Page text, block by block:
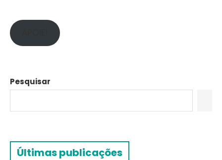
Pesquisar
Últimas publicações